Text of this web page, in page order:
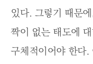
있다. 그렇기 때문
짝이 없는 태도에
구체적이어야 한다